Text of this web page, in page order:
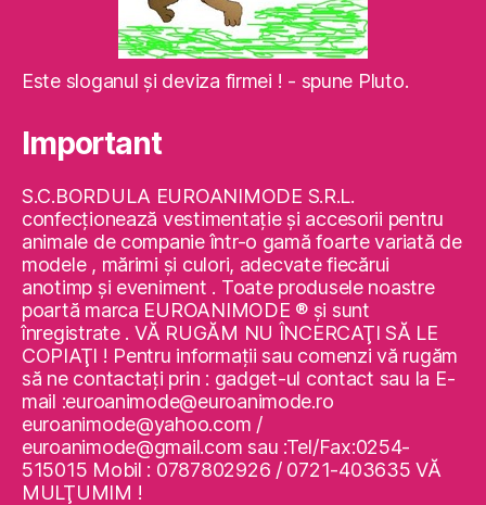
Este sloganul şi deviza firmei ! - spune Pluto.
Important
S.C.BORDULA EUROANIMODE S.R.L.
confecţionează vestimentaţie şi accesorii pentru
animale de companie într-o gamă foarte variată de
modele , mărimi şi culori, adecvate fiecărui
anotimp şi eveniment . Toate produsele noastre
poartă marca EUROANIMODE ® şi sunt
înregistrate . VĂ RUGĂM NU ÎNCERCAŢI SĂ LE
COPIAŢI ! Pentru informaţii sau comenzi vă rugăm
să ne contactaţi prin : gadget-ul contact sau la E-
mail :euroanimode@euroanimode.ro
euroanimode@yahoo.com /
euroanimode@gmail.com sau :Tel/Fax:0254-
515015 Mobil : 0787802926 / 0721-403635 VĂ
MULŢUMIM !